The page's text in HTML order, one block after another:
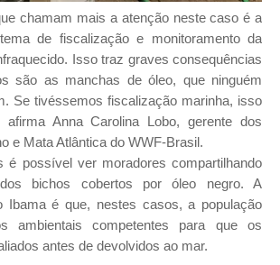
chamam mais a atenção neste caso é a
de fiscalização e monitoramento da
Isso traz graves consequências
são as manchas de óleo, que ninguém
Se tivéssemos fiscalização marinha, isso
afirma Anna Carolina Lobo, gerente dos
e Mata Atlântica do WWF-Brasil.
é possível ver moradores compartilhando
bichos cobertos por óleo negro. A
Ibama é que, nestes casos, a população
ambientais competentes para que os
antes de devolvidos ao mar.